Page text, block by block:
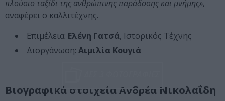
πλούσιο ταξίδι της ανθρώπινης παράδοσης και μνήμης»,
αναφέρει ο καλλιτέχνης.
Επιμέλεια: Ελένη Γατσά, Ιστορικός Τέχνης
Διοργάνωση: Αιμιλία Κουγιά
Βιογραφικά στοιχεία Ανδρέα Νικολαΐδη